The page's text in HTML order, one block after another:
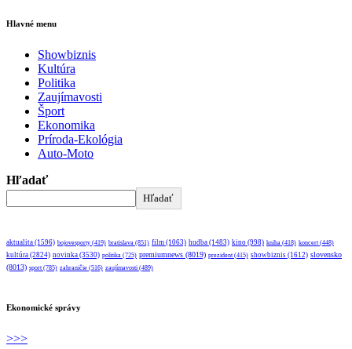
Hlavné menu
Showbiznis
Kultúra
Politika
Zaujímavosti
Šport
Ekonomika
Príroda-Ekológia
Auto-Moto
Hľadať
Hľadať
aktualita (1596) bojovesporty (419) bratislava (851) film (1063) hudba (1483) kino (998) kniha (418) koncert (448)
kultúra (2824) novinka (3530) politika (725) premiumnews (8019) prezident (415) showbiznis (1612) slovensko
(8013) sport (785) zahraničie (516) zaujímavosti (489)
Ekonomické správy
>>>